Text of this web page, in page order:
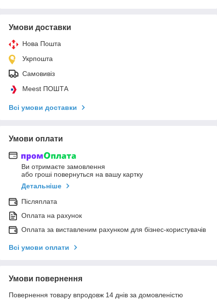
Умови доставки
Нова Пошта
Укрпошта
Самовивіз
Meest ПОШТА
Всі умови доставки
Умови оплати
Ви отримаєте замовлення
або гроші повернуться на вашу картку
Детальніше
Післяплата
Оплата на рахунок
Оплата за виставленим рахунком для бізнес-користувачів
Всі умови оплати
Умови повернення
Повернення товару впродовж 14 днів за домовленістю